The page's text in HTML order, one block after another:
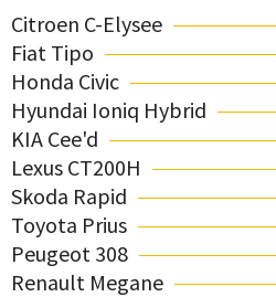
Citroen C-Elysee
Fiat Tipo
Honda Civic
Hyundai Ioniq Hybrid
KIA Cee'd
Lexus CT200H
Skoda Rapid
Toyota Prius
Peugeot 308
Renault Megane